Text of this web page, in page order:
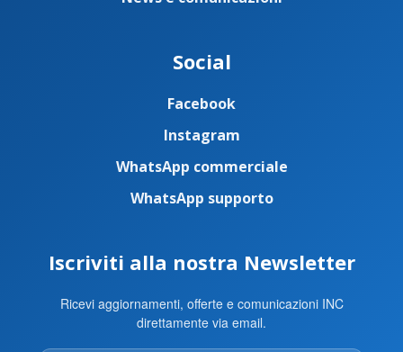
Social
Facebook
Instagram
WhatsApp commerciale
WhatsApp supporto
Iscriviti alla nostra Newsletter
Ricevi aggiornamenti, offerte e comunicazioni INC
direttamente via email.